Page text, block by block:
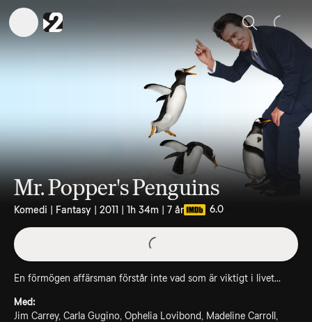
Sök
Mr. Popper's Penguins
Komedi | Fantasy | 2011 | 1h 34m | 7 år 6.0
En förmögen affärsman förstår inte vad som är viktigt i livet...
Med:
Jim Carrey, Carla Gugino, Ophelia Lovibond, Madeline Carroll,